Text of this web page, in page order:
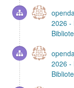
2026 -
2026 -